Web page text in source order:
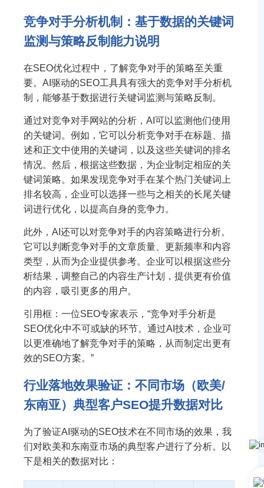
竞争对手分析机制：基于数据的关键词
监测与策略反制能力说明
在SEO优化过程中，了解竞争对手的策略至关重
要。AI驱动的SEO工具具有强大的竞争对手分析机
制，能够基于数据进行关键词监测与策略反制。
通过对竞争对手网站的分析，AI可以监测他们使用
的关键词。例如，它可以分析竞争对手在标题、描
述和正文中使用的关键词，以及这些关键词的排名
情况。然后，根据这些数据，为企业制定相应的关
键词策略。如果发现竞争对手在某个热门关键词上
排名较高，企业可以选择一些与之相关的长尾关键
词进行优化，以提高自身的竞争力。
此外，AI还可以对竞争对手的内容策略进行分析。
它可以判断竞争对手的文章质量、更新频率和内容
类型，从而为企业提供参考。企业可以根据这些分
析结果，调整自己的内容生产计划，提供更有价值
的内容，吸引更多的用户。
引用框：一位SEO专家表示，“竞争对手分析是
SEO优化中不可或缺的环节。通过AI技术，企业可
以更准确地了解竞争对手的策略，从而制定出更有
效的SEO方案。”
行业落地效果验证：不同市场（欧美/
东南亚）典型客户SEO提升数据对比
为了验证AI驱动的SEO技术在不同市场的效果，我
们对欧美和东南亚市场的典型客户进行了分析。以
下是相关的数据对比：